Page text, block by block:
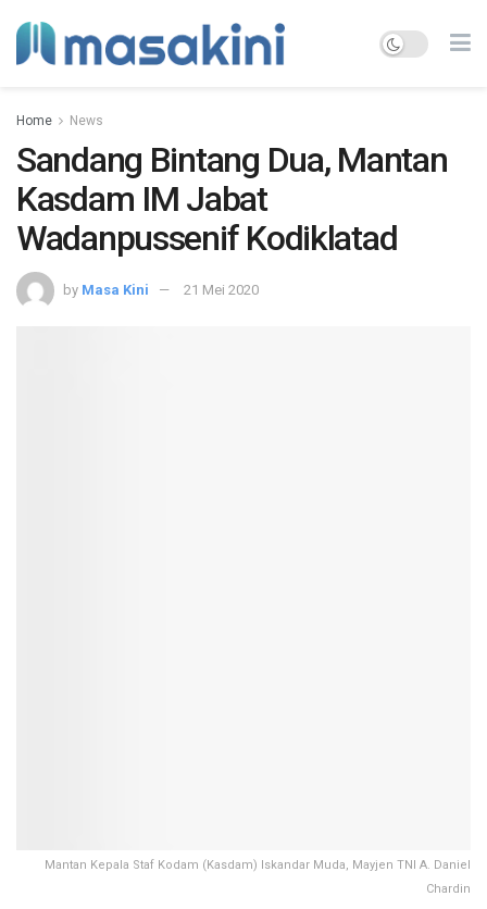
Home News
Sandang Bintang Dua, Mantan
Kasdam IM Jabat
Wadanpussenif Kodiklatad
by Masa Kini 21 Mei 2020
Mantan Kepala Staf Kodam (Kasdam) Iskandar Muda, Mayjen TNI A. Daniel
Chardin